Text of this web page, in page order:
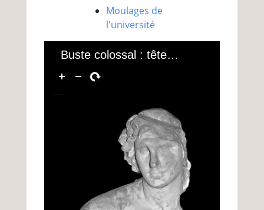
Moulages de
l'université